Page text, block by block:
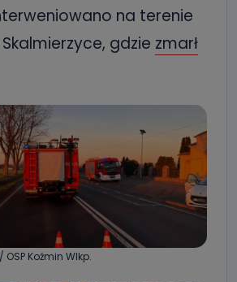
na terenie
gdzie zmarł
Koźmin Wlkp.